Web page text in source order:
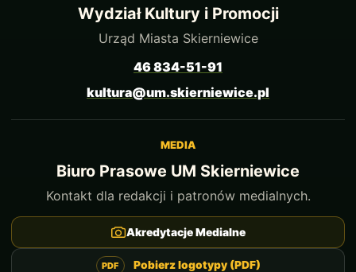
Wydział Kultury i Promocji
Urząd Miasta Skierniewice
46 834-51-91
kultura@um.skierniewice.pl
MEDIA
Biuro Prasowe UM Skierniewice
Kontakt dla redakcji i patronów medialnych.
Akredytacje Medialne
Pobierz logotypy (PDF)